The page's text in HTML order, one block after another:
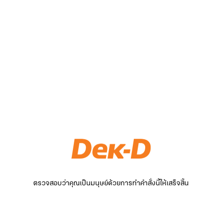
ตรวจสอบว่าคุณเป็นมนุษย์ด้วยการทำคำสั่งนี้ให้เสร็จสิ้น